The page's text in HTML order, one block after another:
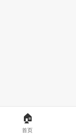
🏠
首页